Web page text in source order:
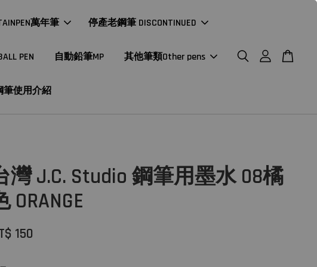
萬年筆 停產老鋼筆 DISCONTINUED
PEN 自動鉛筆MP 其他筆類Other pens
筆使用介紹
灣 J.C. Studio 鋼筆用墨水 08橘
ORANGE
150